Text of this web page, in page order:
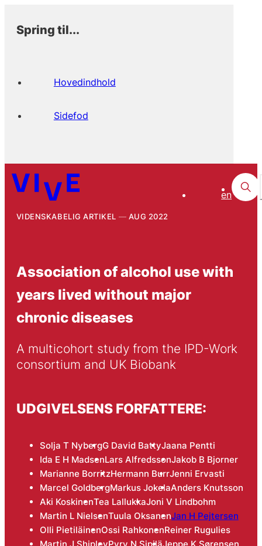
Spring til...
Hovedindhold
Sidefod
en
VIDENSKABELIG ARTIKEL AUG 2022
Association of alcohol use with
years lived without major
chronic diseases
A multicohort study from the IPD-Work
consortium and UK Biobank
UDGIVELSENS FORFATTERE:
Solja T NybergG David BattyJaana Pentti
Ida E H MadsenLars AlfredssonJakob B Bjorner
Marianne BorritzHermann BurrJenni Ervasti
Marcel GoldbergMarkus JokelaAnders Knutsson
Aki KoskinenTea LallukkaJoni V Lindbohm
Martin L NielsenTuula OksanenJan H Pejtersen
Olli PietiläinenOssi RahkonenReiner Rugulies